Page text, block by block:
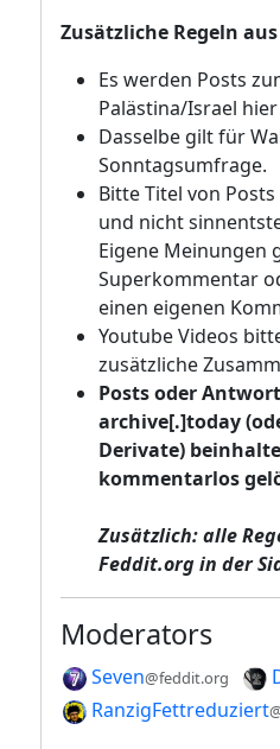
Zusätzliche Regeln
Es werden Posts
Palästina/Israel
Dasselbe gilt für
Sonntagsumfrage.
Bitte Titel von
und nicht
Eigene Meinungen
Superkommentar
einen eigenen
Youtube Videos
zusätzliche
Posts oder
archive[.]today
Derivate)
kommentarlos
Zusätzlich: alle
Feddit.orgin der
Moderators
Seven@feddit.org
RanzigFettreduziert